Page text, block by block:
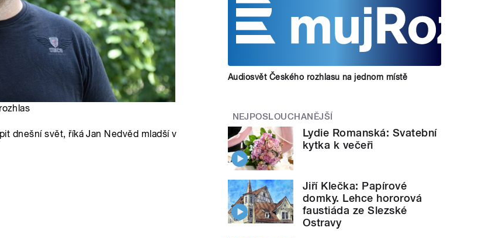
dnešní svět, říká Jan Nedvěd mladší v
Audiosvět Českého rozhlasu na jednom místě
NEJPOSLOUCHANĚJŠÍ
Lydie Romanská: Svatební
kytka k večeři
Jiří Klečka: Papírové
domky. Lehce hororová
faustiáda ze Slezské
Ostravy